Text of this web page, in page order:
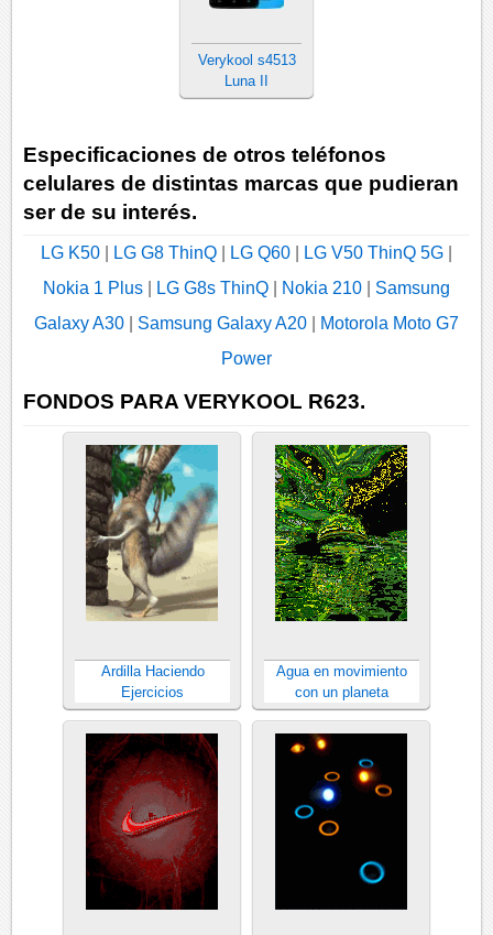
Verykool s4513
Luna II
Especificaciones de otros teléfonos
celulares de distintas marcas que pudieran
ser de su interés.
LG K50 LG G8 ThinQ LG Q60 LG V50 ThinQ 5G
Nokia 1 Plus
LG G8s ThinQ Nokia 210
Samsung
Galaxy A30
Samsung Galaxy A20
Motorola Moto G7
Power
FONDOS PARA VERYKOOL R623.
Ardilla Haciendo
Ejercicios
Agua en movimiento
con un planeta